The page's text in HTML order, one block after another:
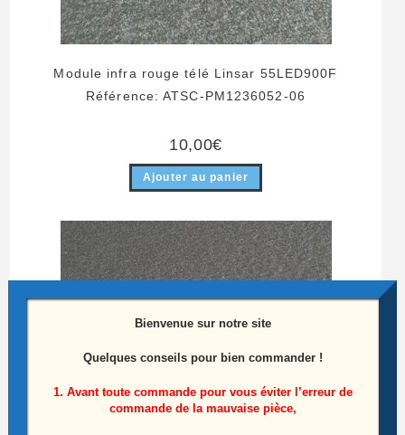
Module infra rouge télé Linsar 55LED900F
Référence: ATSC-PM1236052-06
10,00€
Ajouter au panier
Bienvenue sur notre site
Quelques conseils pour bien commander !
1. Avant toute commande pour vous éviter l’erreur de
commande de la mauvaise pièce,